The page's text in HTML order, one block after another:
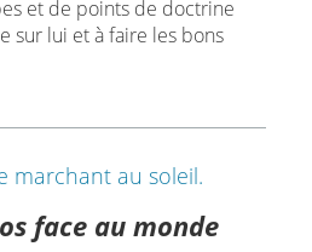
et de points de doctrine
sur lui et à faire les bons
face au monde